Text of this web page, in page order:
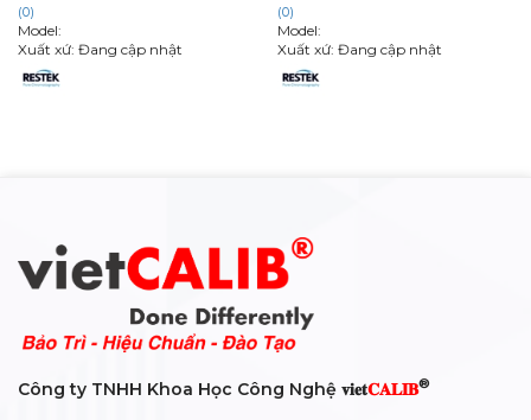
Rated
0
out
of
5
(0)
Model:
Xuất xứ: Đang cập nhật
Rated
0
out
of
5
(0)
Model:
Xuất xứ: Đang cập nhật
Công ty TNHH Khoa Học Công Nghệ 𝐯𝐢𝐞𝐭𝐂𝐀𝐋𝐈𝐁®